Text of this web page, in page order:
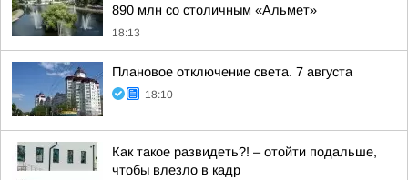
890 млн со столичным «Альмет»
18:13
Плановое отключение света. 7 августа
18:10
Как такое развидеть?! – отойти подальше,
чтобы влезло в кадр